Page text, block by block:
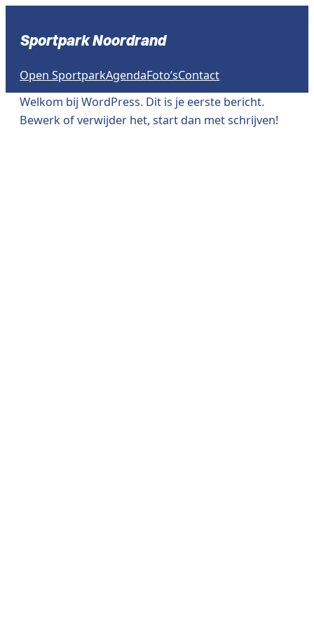
naar
inhoud
Sportpark Noordrand
Open SportparkAgendaFoto’sContact
Welkom bij WordPress. Dit is je eerste bericht.
Bewerk of verwijder het, start dan met schrijven!